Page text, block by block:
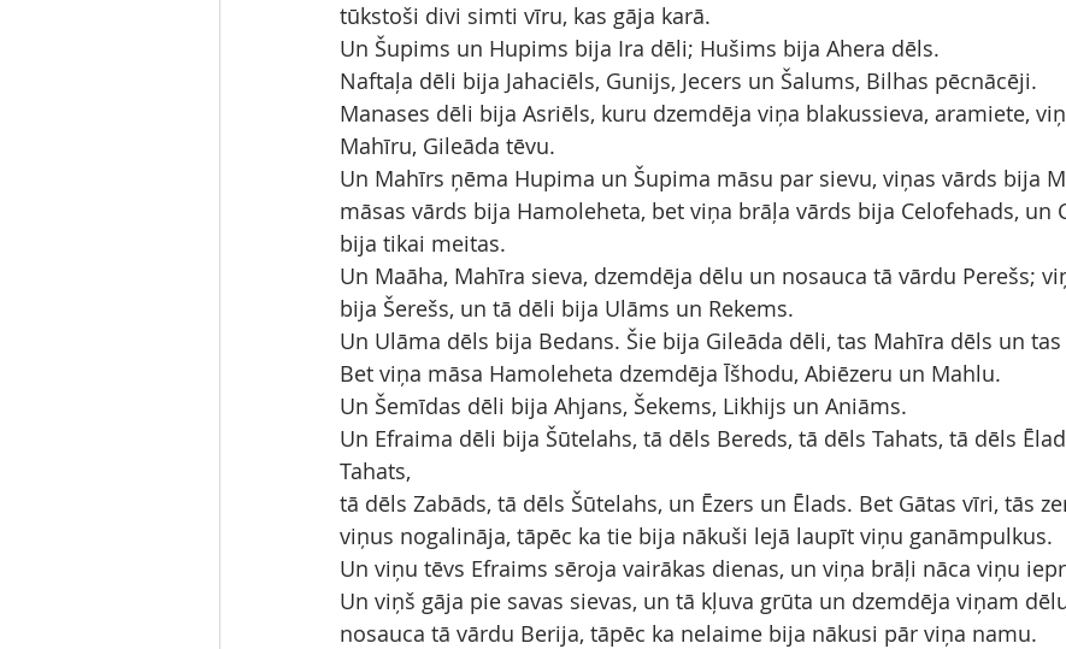
tūkstoši divi simti vīru, kas gāja karā.
Un Šupims un Hupims bija Ira dēli; Hušims bija Ahera dēls.
Naftaļa dēli bija Jahaciēls, Gunijs, Jecers un Šalums, Bilhas pēcnācēji.
Manases dēli bija Asriēls, kuru dzemdēja viņa blakussieva, aramiete,
Mahīru, Gileāda tēvu.
Un Mahīrs ņēma Hupima un Šupima māsu par sievu, viņas vārds bija
māsas vārds bija Hamoleheta, bet viņa brāļa vārds bija Celofehads, un
bija tikai meitas.
Un Maāha, Mahīra sieva, dzemdēja dēlu un nosauca tā vārdu Perešs;
bija Šerešs, un tā dēli bija Ulāms un Rekems.
Un Ulāma dēls bija Bedans. Šie bija Gileāda dēli, tas Mahīra dēls un
Bet viņa māsa Hamoleheta dzemdēja Īšhodu, Abiēzeru un Mahlu.
Un Šemīdas dēli bija Ahjans, Šekems, Likhijs un Aniāms.
Un Efraima dēli bija Šūtelahs, tā dēls Bereds, tā dēls Tahats, tā dēls
Tahats,
tā dēls Zabāds, tā dēls Šūtelahs, un Ēzers un Ēlads. Bet Gātas vīri, tās
viņus nogalināja, tāpēc ka tie bija nākuši lejā laupīt viņu ganāmpulkus.
Un viņu tēvs Efraims sēroja vairākas dienas, un viņa brāļi nāca viņu
Un viņš gāja pie savas sievas, un tā kļuva grūta un dzemdēja viņam
nosauca tā vārdu Berija, tāpēc ka nelaime bija nākusi pār viņa namu.